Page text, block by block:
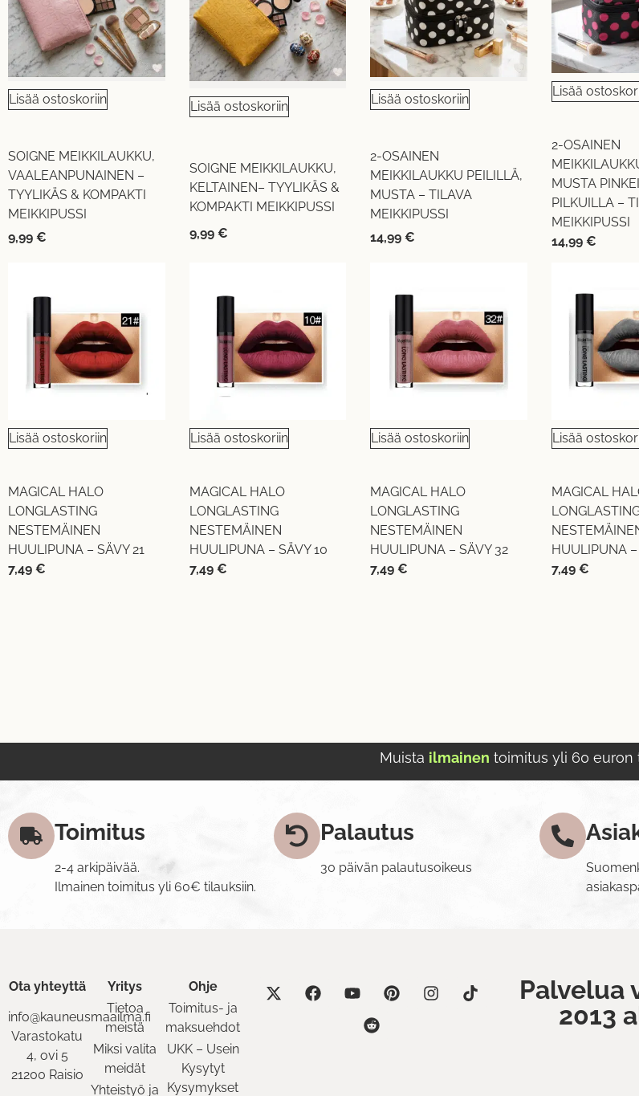
Lisää ostoskoriin
SOIGNE MEIKKILAUKKU,
VAALEANPUNAINEN –
TYYLIKÄS & KOMPAKTI
MEIKKIPUSSI
9,99 €
Lisää ostoskoriin
SOIGNE MEIKKILAUKKU,
KELTAINEN– TYYLIKÄS &
KOMPAKTI MEIKKIPUSSI
9,99 €
Lisää ostoskoriin
2-OSAINEN
MEIKKILAUKKU PEILILLÄ,
MUSTA – TILAVA
MEIKKIPUSSI
14,99€
Lisää
2-OSAINEN
MUSTA
PILKUILLA –
MEIKKIPUSSI
14,99 €
Lisää ostoskoriin
MAGICAL HALO
LONGLASTING
NESTEMÄINEN
HUULIPUNA – SÄVY 21
7,49 €
Lisää ostoskoriin
MAGICAL HALO
LONGLASTING
NESTEMÄINEN
HUULIPUNA – SÄVY 10
7,49 €
Lisää ostoskoriin
MAGICAL HALO
LONGLASTING
NESTEMÄINEN
HUULIPUNA – SÄVY 32
7,49€
Lisää
MAGICAL
HUULIPUNA –
7,49 €
Muista ilmainen toimitus yli 60 euron
Toimitus
2-4 arkipäivää.
Ilmainen toimitus yli 60€ tilauksiin.
Palautus
30 päivän palautusoikeus
Ota yhteyttä
info@kauneusmaailma.fi
Varastokatu
4, ovi 5
21200 Raisio
Yritys
Tietoa
meistä
Miksi valita
meidät
Yhteistyö ja
Ohje
Toimitus- ja
maksuehdot
UKK – Usein
Kysytyt
Kysymykset
Palvelua
2013